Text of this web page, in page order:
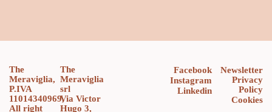
The
Meraviglia,
P.IVA
11014340969,
All right
The
Meraviglia
srl
Via Victor
Hugo 3,
Facebook
Instagram
Linkedin
Newsletter
Privacy
Policy
Cookies